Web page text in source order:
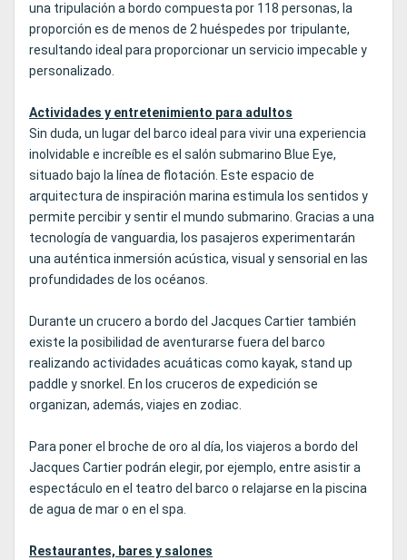
una tripulación a bordo compuesta por 118 personas, la
proporción es de menos de 2 huéspedes por tripulante,
resultando ideal para proporcionar un servicio impecable y
personalizado.
Actividades y entretenimiento para adultos
Sin duda, un lugar del barco ideal para vivir una experiencia
inolvidable e increíble es el salón submarino Blue Eye,
situado bajo la línea de flotación. Este espacio de
arquitectura de inspiración marina estimula los sentidos y
permite percibir y sentir el mundo submarino. Gracias a una
tecnología de vanguardia, los pasajeros experimentarán
una auténtica inmersión acústica, visual y sensorial en las
profundidades de los océanos.
Durante un crucero a bordo del Jacques Cartier también
existe la posibilidad de aventurarse fuera del barco
realizando actividades acuáticas como kayak, stand up
paddle y snorkel. En los cruceros de expedición se
organizan, además, viajes en zodiac.
Para poner el broche de oro al día, los viajeros a bordo del
Jacques Cartier podrán elegir, por ejemplo, entre asistir a
espectáculo en el teatro del barco o relajarse en la piscina
de agua de mar o en el spa.
Restaurantes, bares y salones